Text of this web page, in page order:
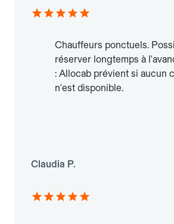
Chauffeurs ponctuels.
réserver longtemps à
: Allocab prévient si aucun
n'est disponible.
Claudia P.